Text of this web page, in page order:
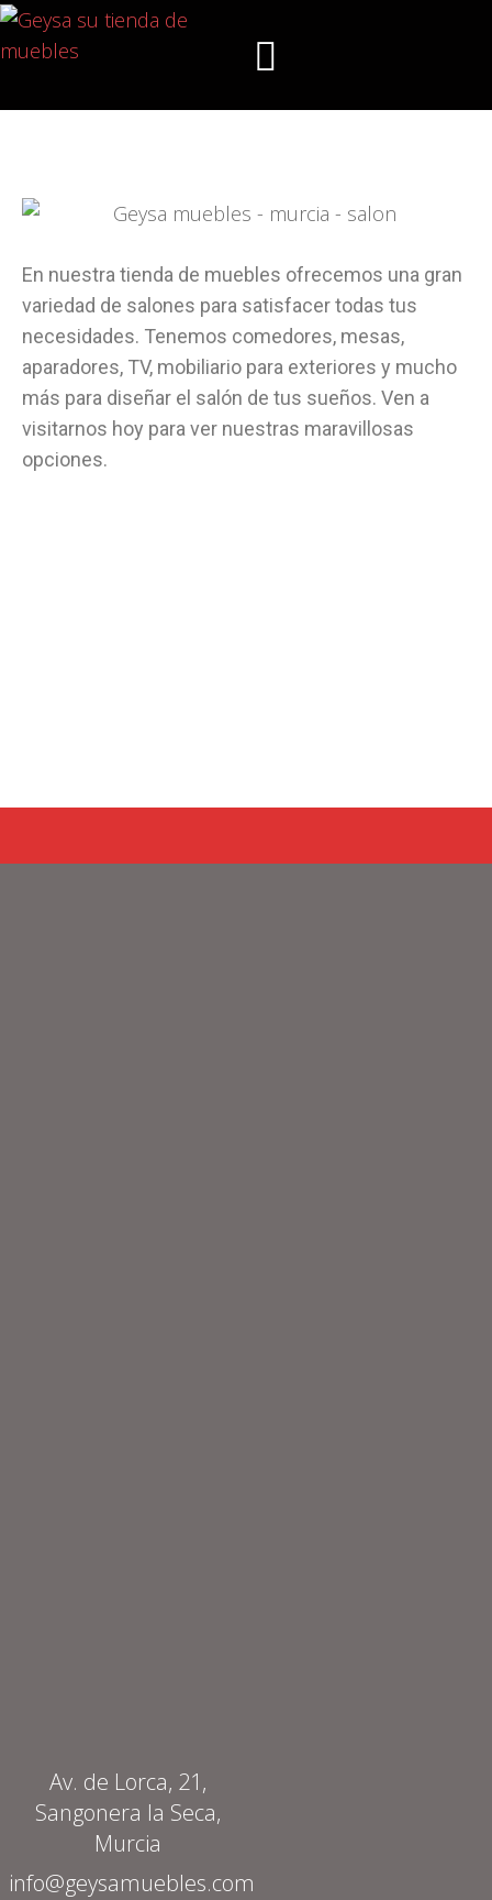
En nuestra tienda de muebles ofrecemos una gran
variedad de salones para satisfacer todas tus
necesidades. Tenemos comedores, mesas,
aparadores, TV, mobiliario para exteriores y mucho
más para diseñar el salón de tus sueños. Ven a
visitarnos hoy para ver nuestras maravillosas
opciones.
Av. de Lorca, 21,
Sangonera la Seca,
Murcia
info@geysamuebles.com